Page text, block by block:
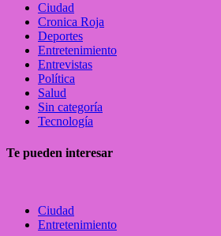
Ciudad
Cronica Roja
Deportes
Entretenimiento
Entrevistas
Política
Salud
Sin categoría
Tecnología
Te pueden interesar
Ciudad
Entretenimiento